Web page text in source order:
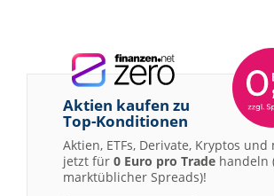
Aktien kaufen zu
Top-Konditionen
Aktien, ETFs, Derivate, Kryptos und
jetzt für 0 Euro pro Trade handeln
marktüblicher Spreads)!